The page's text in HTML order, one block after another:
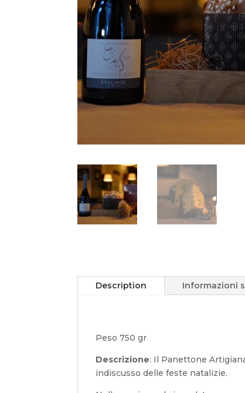
Description Informazioni
Peso 750 gr
Descrizione: Il Panettone
indiscusso delle feste natalizie.